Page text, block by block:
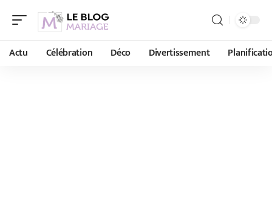
Actu Célébration Déco Divertissement